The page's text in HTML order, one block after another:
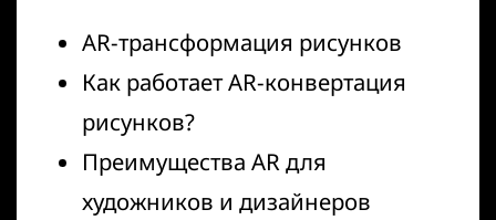
AR-трансформация рисунков
Как работает AR-конвертация
рисунков?
Преимущества AR для
художников и дизайнеров